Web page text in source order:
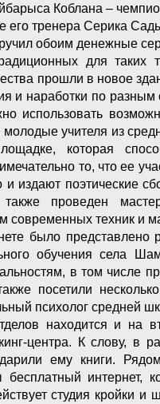
Коблана –
его тренера Серика
обоим денежные
для
прошли в новое
и наработки по
использовать
молодые учителя из
которая
то, что ее
и издают поэтические
проведен
современных техник и
было представлено
обучения села
в том числе
посетили
психолог средней
находится и на
центра. К слову, в
ему книги.
бесплатный интернет,
студия кройки и